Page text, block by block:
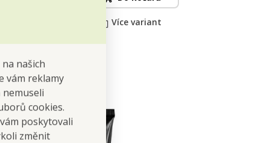
našich
vám reklamy
nemuseli
cookies.
poskytovali
změnit
Více variant